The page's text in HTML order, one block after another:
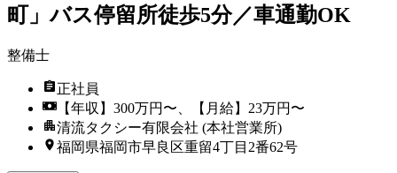
町」バス停留所徒歩5分／車通勤OK
整備士
正社員
【年収】300万円〜、【月給】23万円〜
清流タクシー有限会社 (本社営業所)
福岡県福岡市早良区重留4丁目2番62号